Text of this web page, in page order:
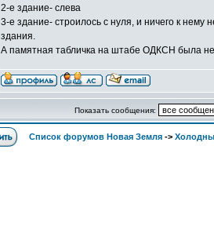
2-е здание- слева
3-е здание- строилось с нуля, и ничего к нему
здания.
А памятная табличка на штабе ОДКСН была
Показать сообщения:
Список форумов Новая Земля ->